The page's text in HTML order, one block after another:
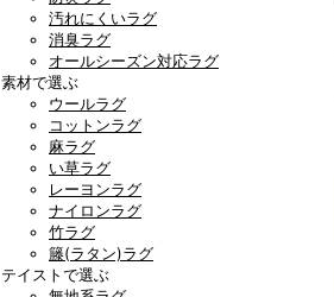
汚れにくいラグ
消臭ラグ
オールシーズン対応ラグ
素材で選ぶ
ウールラグ
コットンラグ
麻ラグ
い草ラグ
レーヨンラグ
ナイロンラグ
竹ラグ
籐(ラタン)ラグ
テイストで選ぶ